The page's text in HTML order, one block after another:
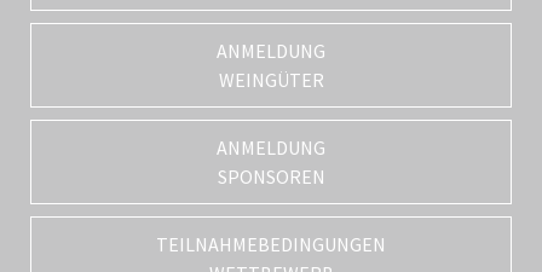
ANMELDUNG
WEINGÜTER
ANMELDUNG
SPONSOREN
TEILNAHMEBEDINGUNGEN